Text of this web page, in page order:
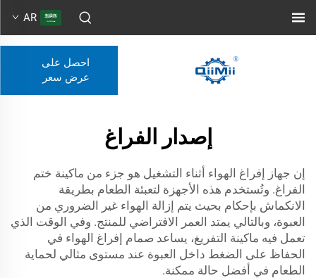
AR
احصل على
عرض سعر
إصدار الفراغ
إن جهاز إفراغ الهواء أثناء التشغيل هو جزء من ماكينة ختم
الفراغ. وتُستخدم هذه الأجهزة لتعبئة الطعام بطريقة
الانكماش بإحكام بحيث يتم إزالة الهواء غير الضروري من
العبوة، وبالتالي يمتد العمر الافتراضي للمنتج. وفي الوقت الذي
تعمل فيه ماكينة التفريغ، يساعد صمام إفراغ الهواء في
الحفاظ على الضغط داخل العبوة عند مستوى مثالي لحماية
الطعام في أفضل حالة ممكنة.